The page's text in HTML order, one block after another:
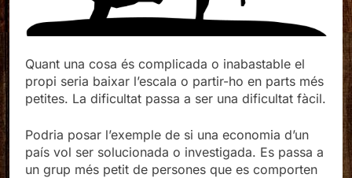
Quant una cosa és complicada o inabastable el
propi seria baixar l’escala o partir-ho en parts més
petites. La dificultat passa a ser una dificultat fàcil.
Podria posar l’exemple de si una economia d’un
país vol ser solucionada o investigada. Es passa a
un grup més petit de persones que es comporten